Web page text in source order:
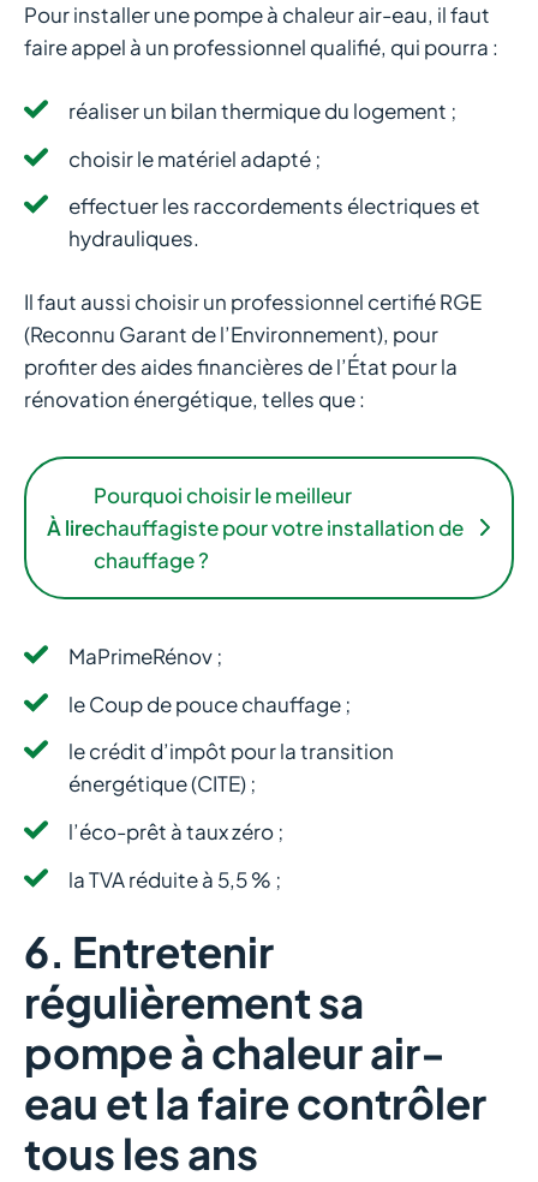
Pour installer une pompe à chaleur air-eau, il faut
faire appel à un professionnel qualifié, qui pourra :
réaliser un bilan thermique du logement ;
choisir le matériel adapté ;
effectuer les raccordements électriques et
hydrauliques.
Il faut aussi choisir un professionnel certifié RGE
(Reconnu Garant de l’Environnement), pour
profiter des aides financières de l’État pour la
rénovation énergétique, telles que :
À lire
Pourquoi choisir le meilleur
chauffagiste pour votre installation de
chauffage ?
MaPrimeRénov ;
le Coup de pouce chauffage ;
le crédit d’impôt pour la transition
énergétique (CITE) ;
l’éco-prêt à taux zéro ;
la TVA réduite à 5,5 % ;
6. Entretenir
régulièrement sa
pompe à chaleur air-
eau et la faire contrôler
tous les ans